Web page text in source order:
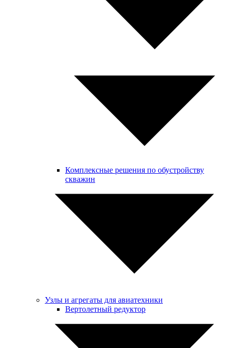
Комплексные решения по обустройству
скважин
Узлы и агрегаты для авиатехники
Вертолетный редуктор